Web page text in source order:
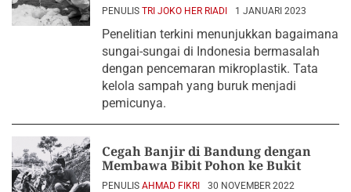
PENULIS TRI JOKO HER RIADI 1 JANUARI 2023
Penelitian terkini menunjukkan bagaimana
sungai-sungai di Indonesia bermasalah
dengan pencemaran mikroplastik. Tata
kelola sampah yang buruk menjadi
pemicunya.
Cegah Banjir di Bandung dengan
Membawa Bibit Pohon ke Bukit
PENULIS AHMAD FIKRI 30 NOVEMBER 2022